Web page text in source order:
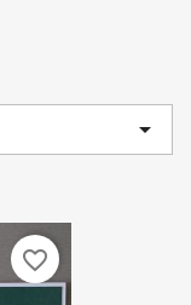

favorite_border